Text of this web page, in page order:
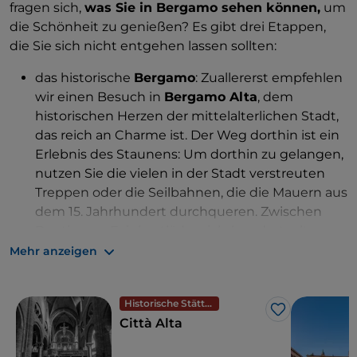
fragen sich, was Sie in Bergamo sehen können, um
die Schönheit zu genießen? Es gibt drei Etappen,
die Sie sich nicht entgehen lassen sollten:
das historische Bergamo: Zuallererst empfehlen
wir einen Besuch in Bergamo Alta, dem
historischen Herzen der mittelalterlichen Stadt,
das reich an Charme ist. Der Weg dorthin ist ein
Erlebnis des Staunens: Um dorthin zu gelangen,
nutzen Sie die vielen in der Stadt verstreuten
Treppen oder die Seilbahnen, die die Mauern aus
dem 15. Jahrhundert durchqueren. Zwischen
Cafés, Trattorien und Weinbars sollten Sie sich
delle Scarpe , diePiazza Vecchia , denPalazzo
della Ragioneund das
dasBergamo der Museen
: Fahren wir nach
Mehr anzeigen
Historische Stätten
Like
Città Alta